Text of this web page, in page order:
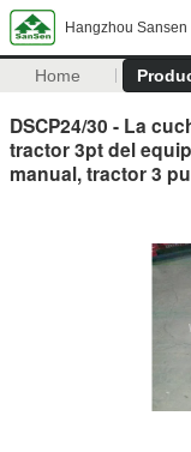
Hangzhou
Home
DSCP24/30 - La
tractor 3pt del
manual, tractor 3